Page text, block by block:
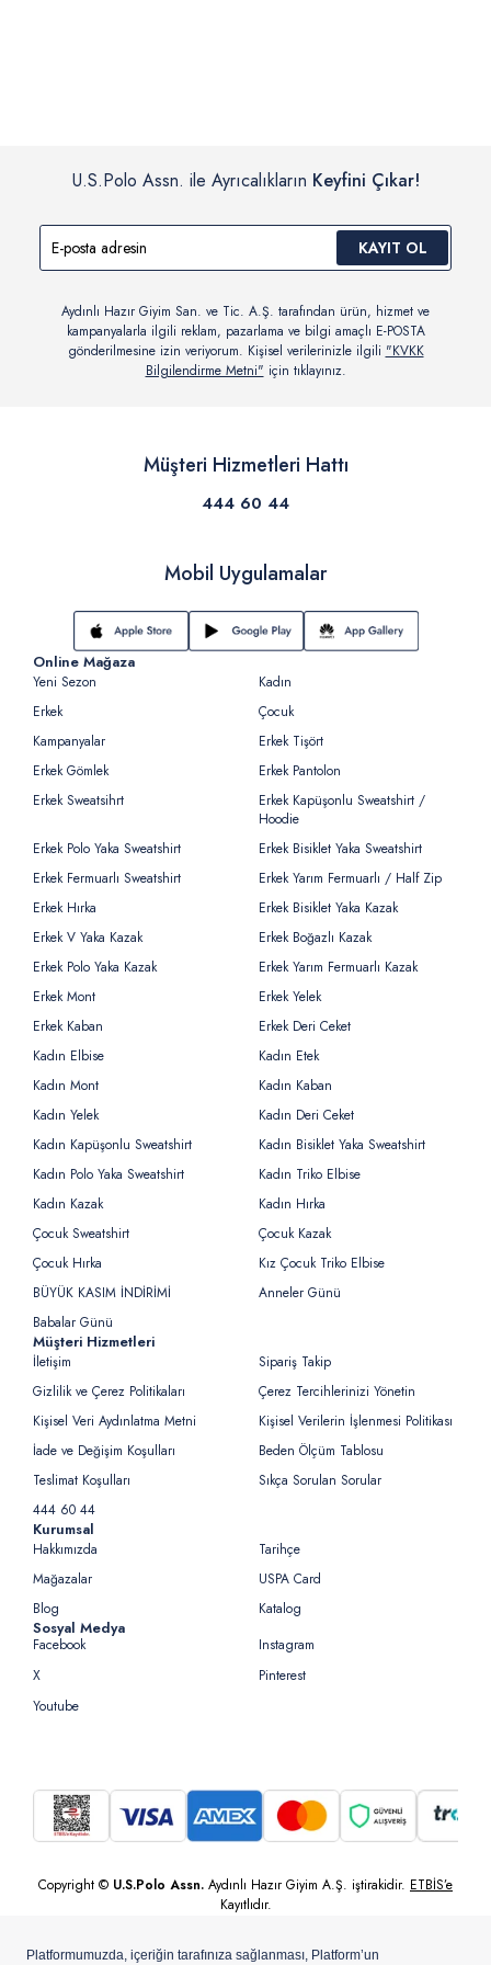
U.S.Polo Assn. ile Ayrıcalıkların Keyfini Çıkar!
KAYIT OL
Aydınlı Hazır Giyim San. ve Tic. A.Ş. tarafından ürün, hizmet ve
kampanyalarla ilgili reklam, pazarlama ve bilgi amaçlı E-POSTA
gönderilmesine izin veriyorum. Kişisel verilerinizle ilgili "KVKK
Bilgilendirme Metni" için tıklayınız.
Müşteri Hizmetleri Hattı
444 60 44
Mobil Uygulamalar
Online Mağaza
Yeni Sezon
Kadın
Erkek
Çocuk
Kampanyalar
Erkek Tişört
Erkek Gömlek
Erkek Pantolon
Erkek Sweatsihrt
Erkek Kapüşonlu Sweatshirt /
Hoodie
Erkek Polo Yaka Sweatshirt
Erkek Bisiklet Yaka Sweatshirt
Erkek Fermuarlı Sweatshirt
Erkek Yarım Fermuarlı / Half Zip
Erkek Hırka
Erkek Bisiklet Yaka Kazak
Erkek V Yaka Kazak
Erkek Boğazlı Kazak
Erkek Polo Yaka Kazak
Erkek Yarım Fermuarlı Kazak
Erkek Mont
Erkek Yelek
Erkek Kaban
Erkek Deri Ceket
Kadın Elbise
Kadın Etek
Kadın Mont
Kadın Kaban
Kadın Yelek
Kadın Deri Ceket
Kadın Kapüşonlu Sweatshirt
Kadın Bisiklet Yaka Sweatshirt
Kadın Polo Yaka Sweatshirt
Kadın Triko Elbise
Kadın Kazak
Kadın Hırka
Çocuk Sweatshirt
Çocuk Kazak
Çocuk Hırka
Kız Çocuk Triko Elbise
BÜYÜK KASIM İNDİRİMİ
Anneler Günü
Babalar Günü
Müşteri Hizmetleri
İletişim
Sipariş Takip
Gizlilik ve Çerez Politikaları
Çerez Tercihlerinizi Yönetin
Kişisel Veri Aydınlatma Metni
Kişisel Verilerin İşlenmesi Politikası
İade ve Değişim Koşulları
Beden Ölçüm Tablosu
Teslimat Koşulları
Sıkça Sorulan Sorular
444 60 44
Kurumsal
Hakkımızda
Tarihçe
Mağazalar
USPA Card
Blog
Katalog
Sosyal Medya
Facebook
Instagram
X
Pinterest
Youtube
Copyright © U.S.Polo Assn. Aydınlı Hazır Giyim A.Ş. iştirakidir. ETBİS’e
Kayıtlıdır.